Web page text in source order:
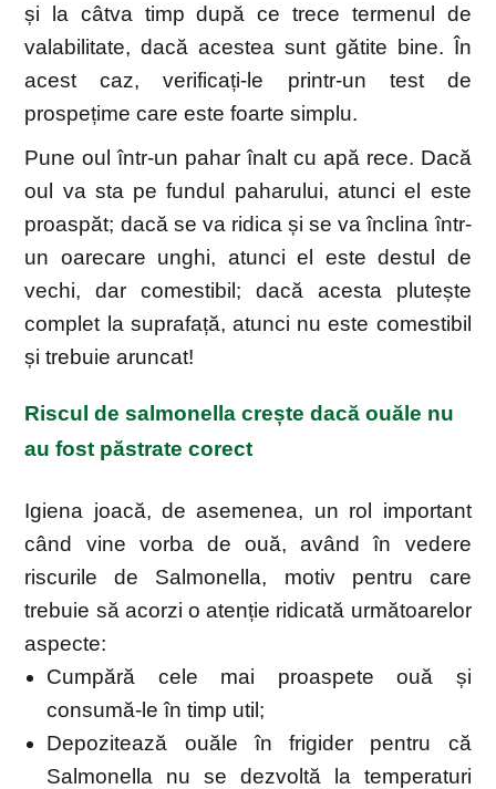
și la câtva timp după ce trece termenul de
valabilitate, dacă acestea sunt gătite bine. În
acest caz, verificați-le printr-un test de
prospețime care este foarte simplu.
Pune oul într-un pahar înalt cu apă rece. Dacă
oul va sta pe fundul paharului, atunci el este
proaspăt; dacă se va ridica și se va înclina într-
un oarecare unghi, atunci el este destul de
vechi, dar comestibil; dacă acesta plutește
complet la suprafață, atunci nu este comestibil
și trebuie aruncat!
Riscul de salmonella crește dacă ouăle nu
au fost păstrate corect
Igiena joacă, de asemenea, un rol important
când vine vorba de ouă, având în vedere
riscurile de Salmonella, motiv pentru care
trebuie să acorzi o atenție ridicată următoarelor
aspecte:
Cumpără cele mai proaspete ouă și
consumă-le în timp util;
Depozitează ouăle în frigider pentru că
Salmonella nu se dezvoltă la temperaturi